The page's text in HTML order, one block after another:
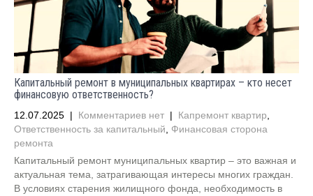
Капитальный ремонт в муниципальных квартирах – кто несет
финансовую ответственность?
12.07.2025 | Комментариев нет | Капремонт квартир
Ответственность за капитальный
Финансовая сторона
ремонта
Капитальный ремонт муниципальных квартир – это важная и
актуальная тема, затрагивающая интересы многих граждан.
В условиях старения жилищного фонда, необходимость в